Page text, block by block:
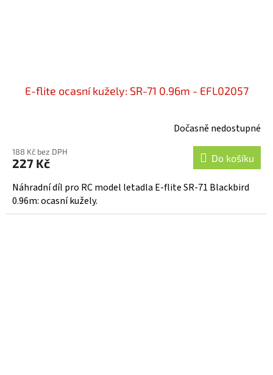
E-flite ocasní kužely: SR-71 0.96m - EFL02057
Dočasně nedostupné
188 Kč bez DPH
227 Kč Do košíku
Náhradní díl pro RC model letadla E-flite SR-71 Blackbird
0.96m: ocasní kužely.